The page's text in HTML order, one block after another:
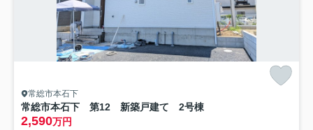
常総市本石下
常総市本石下 第12 新築戸建て 2号棟
2,590万円